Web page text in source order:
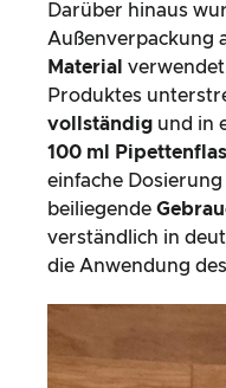
Darüber hinaus
Außenverpackung
Material
Produktes
vollständig und in
100 ml
einfache
beiliegende
verständlich in
die Anwendung